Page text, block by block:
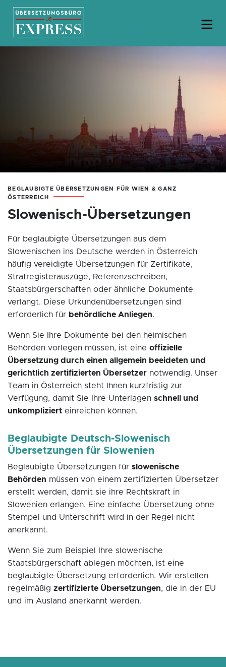
BEGLAUBIGTE ÜBERSETZUNGEN FÜR WIEN & GANZ
ÖSTERREICH
Slowenisch-Übersetzungen
Für beglaubigte Übersetzungen aus dem
Slowenischen ins Deutsche werden in Österreich
häufig vereidigte Übersetzungen für Zertifikate,
Strafregisterauszüge, Referenzschreiben,
Staatsbürgerschaften oder ähnliche Dokumente
verlangt. Diese Urkundenübersetzungen sind
erforderlich für behördliche Anliegen.
Wenn Sie Ihre Dokumente bei den heimischen
Behörden vorlegen müssen, ist eine offizielle
Übersetzung durch einen allgemein beeideten und
gerichtlich zertifizierten Übersetzer notwendig. Unser
Team in Österreich steht Ihnen kurzfristig zur
Verfügung, damit Sie Ihre Unterlagen schnell und
unkompliziert einreichen können.
Beglaubigte Deutsch-Slowenisch
Übersetzungen für Slowenien
Beglaubigte Übersetzungen für slowenische
Behörden müssen von einem zertifizierten Übersetzer
erstellt werden, damit sie ihre Rechtskraft in
Slowenien erlangen. Eine einfache Übersetzung ohne
Stempel und Unterschrift wird in der Regel nicht
anerkannt.
Wenn Sie zum Beispiel Ihre slowenische
Staatsbürgerschaft ablegen möchten, ist eine
beglaubigte Übersetzung erforderlich. Wir erstellen
regelmäßig zertifizierte Übersetzungen, die in der EU
und im Ausland anerkannt werden.